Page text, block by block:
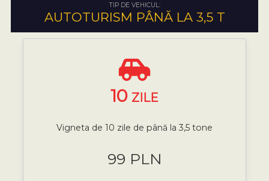
TIP DE VEHICUL:
AUTOTURISM PÂNĂ LA 3,5 T
10 ZILE
Vigneta de 10 zile de până la 3,5 tone
99 PLN